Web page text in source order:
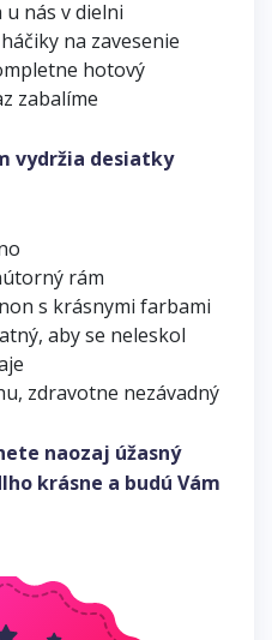
nás v dielni
na zavesenie
hotový
zabalíme
vydržia desiatky
rám
s krásnymi farbami
aby se neleskol
zdravotne nezávadný
naozaj úžasný
krásne a budú Vám